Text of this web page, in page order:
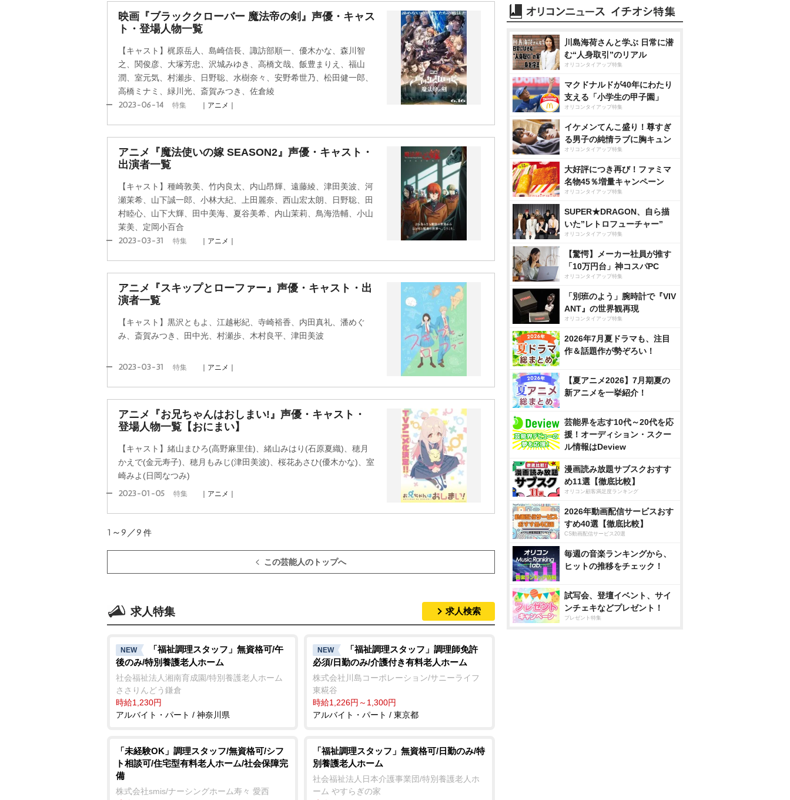
映画『ブラッククローバー 魔法帝の剣』声優・キャス
ト・登場人物一覧
【キャスト】梶原岳人、島崎信長、諏訪部順一、優木かな、森川智
之、関俊彦、大塚芳忠、沢城みゆき、高橋文哉、飯豊まりえ、福山
潤、室元気、村瀬歩、日野聡、水樹奈々、安野希世乃、松田健一郎、
高橋ミナミ、緑川光、斎賀みつき、佐倉綾
2023-06-14 特集 ｜アニメ｜
アニメ『魔法使いの嫁 SEASON2』声優・キャスト・
出演者一覧
【キャスト】種崎敦美、竹内良太、内山昂輝、遠藤綾、津田美波、河
瀬茉希、山下誠一郎、小林大紀、上田麗奈、西山宏太朗、日野聡、田
村睦心、山下大輝、田中美海、夏谷美希、内山茉莉、鳥海浩輔、小山
茉美、定岡小百合
2023-03-31 特集 ｜アニメ｜
アニメ『スキップとローファー』声優・キャスト・出
演者一覧
【キャスト】黒沢ともよ、江越彬紀、寺崎裕香、内田真礼、潘めぐ
み、斎賀みつき、田中光、村瀬歩、木村良平、津田美波
2023-03-31 特集 ｜アニメ｜
アニメ『お兄ちゃんはおしまい!』声優・キャスト・
登場人物一覧【おにまい】
【キャスト】緒山まひろ(高野麻里佳)、緒山みはり(石原夏織)、穂月
かえで(金元寿子)、穂月もみじ(津田美波)、桜花あさひ(優木かな)、室
崎みよ(日岡なつみ)
2023-01-05 特集 ｜アニメ｜
1～9／9 件
この芸能人のトップへ
求人特集 求人検索
NEW
「福祉調理スタッフ」無資格可/午
後のみ/特別養護老人ホーム
社会福祉法人湘南育成園/特別養護老人ホーム
ささりんどう鎌倉
時給1,230円
アルバイト・パート / 神奈川県
NEW
「福祉調理スタッフ」調理師免許
必須/日勤のみ/介護付き有料老人ホーム
株式会社川島コーポレーション/サニーライフ
東糀谷
時給1,226円～1,300円
アルバイト・パート / 東京都
「未経験OK」調理スタッフ/無資格可/シフ
ト相談可/住宅型有料老人ホーム/社会保障完
備
株式会社smis/ナーシングホーム寿々 愛西
「福祉調理スタッフ」無資格可/日勤のみ/特
別養護老人ホーム
社会福祉法人日本介護事業団/特別養護老人ホ
ーム やすらぎの家
川島海荷さんと学ぶ 日常に潜
む“人身取引”のリアル
オリコンタイアップ特集
マクドナルドが40年にわたり
支える「小学生の甲子園」
オリコンタイアップ特集
イケメンてんこ盛り！尊すぎ
る男子の純情ラブに胸キュン
オリコンタイアップ特集
大好評につき再び！ファミマ
名物45％増量キャンペーン
オリコンタイアップ特集
SUPER★DRAGON、自ら描
いた”レトロフューチャー”
オリコンタイアップ特集
【驚愕】メーカー社員が推す
「10万円台」神コスパPC
オリコンタイアップ特集
「別班のよう」腕時計で『VIV
ANT』の世界観再現
オリコンタイアップ特集
2026年7月夏ドラマも、注目
作＆話題作が勢ぞろい！
【夏アニメ2026】7月期夏の
新アニメを一挙紹介！
芸能界を志す10代～20代を応
援！オーディション・スクー
ル情報はDeview
漫画読み放題サブスクおすす
め11選【徹底比較】
オリコン顧客満足度ランキング
2026年動画配信サービスおす
すめ40選【徹底比較】
CS動画配信サービス20選
毎週の音楽ランキングから、
ヒットの推移をチェック！
試写会、登壇イベント、サイ
ンチェキなどプレゼント！
プレゼント特集